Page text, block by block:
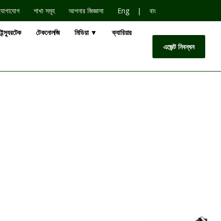
শাখা সমূহ আপনার জিজ্ঞাসা Eng | বাং
ইন্স্যুরটেক টেকনোলজি মিডিয়া ▼
ক্যারিয়ার
এজেন্ট নিবন্ধন